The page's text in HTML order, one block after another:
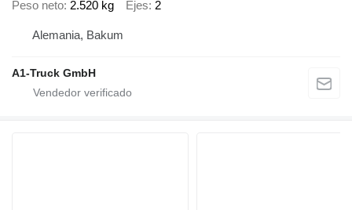
Peso neto 2.520 kg Ejes 2
Alemania, Bakum
A1-Truck GmbH